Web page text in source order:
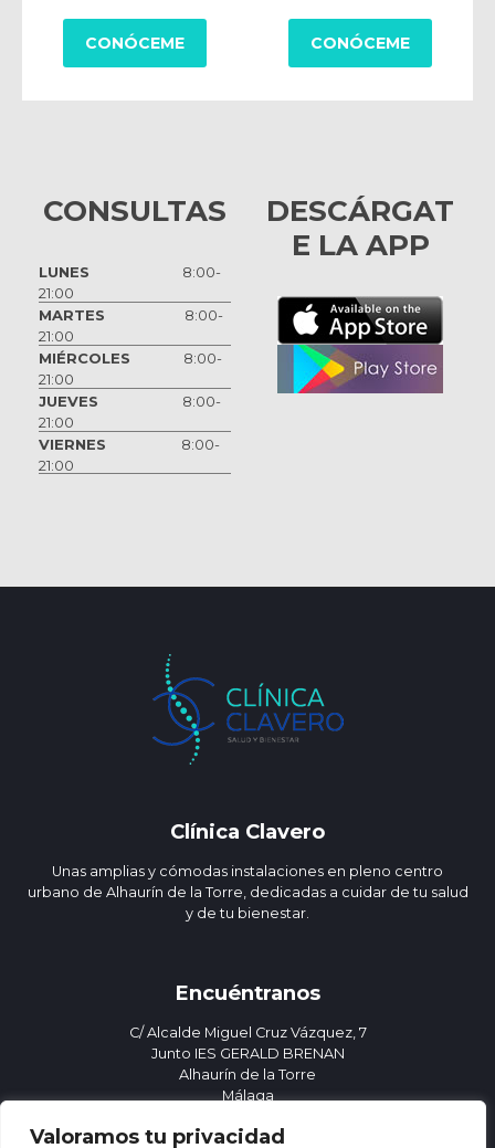
Valoramos tu privacidad
CONÓCEME CONÓCEME
CONSULTAS
LUNES 8:00-
21:00
MARTES 8:00-
21:00
MIÉRCOLES 8:00-
21:00
JUEVES 8:00-
21:00
VIERNES 8:00-
21:00
DESCÁRGAT
E LA APP
Clínica Clavero
Unas amplias y cómodas instalaciones en pleno centro
urbano de Alhaurín de la Torre, dedicadas a cuidar de tu salud
y de tu bienestar.
Encuéntranos
C/ Alcalde Miguel Cruz Vázquez, 7
Junto IES GERALD BRENAN
Alhaurín de la Torre
Málaga
clinicaclavero@gmail.com